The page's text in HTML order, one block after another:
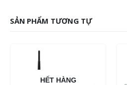
SẢN PHẨM TƯƠNG TỰ
HẾT HÀNG